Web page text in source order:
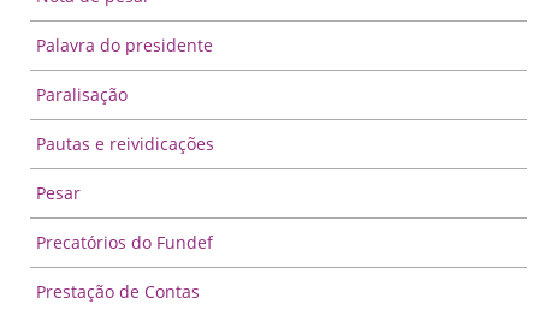
Palavra do presidente
Paralisação
Pautas e reividicações
Pesar
Precatórios do Fundef
Prestação de Contas